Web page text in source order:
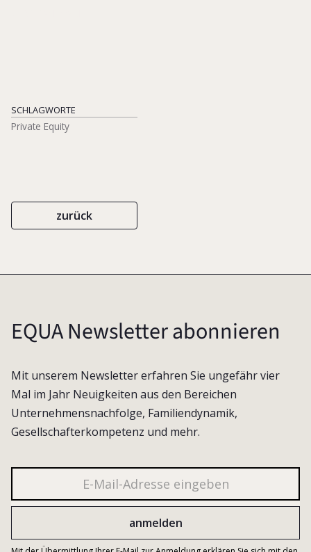
SCHLAGWORTE
Private Equity
zurück
EQUA Newsletter abonnieren
Mit unserem Newsletter erfahren Sie ungefähr vier
Mal im Jahr Neuigkeiten aus den Bereichen
Unternehmensnachfolge, Familiendynamik,
Gesellschafterkompetenz und mehr.